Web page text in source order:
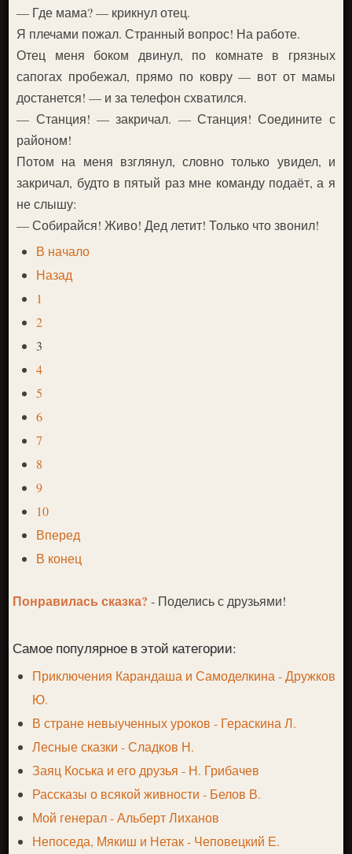
— Где мама? — крикнул отец.
Я плечами пожал. Странный вопрос! На работе.
Отец меня боком двинул, по комнате в грязных
сапогах пробежал, прямо по ковру — вот от мамы
достанется! — и за телефон схватился.
— Станция! — закричал. — Станция! Соедините с
районом!
Потом на меня взглянул, словно только увидел, и
закричал, будто в пятый раз мне команду подаёт, а я
не слышу:
— Собирайся! Живо! Дед летит! Только что звонил!
В начало
Назад
1
2
3
4
5
6
7
8
9
10
Вперед
В конец
Понравилась сказка?- Поделись с друзьями!
Самое популярное в этой категории:
Приключения Карандаша и Самоделкина - Дружков
Ю.
В стране невыученных уроков - Гераскина Л.
Лесные сказки - Сладков Н.
Заяц Коська и его друзья - Н. Грибачев
Рассказы о всякой живности - Белов В.
Мой генерал - Альберт Лиханов
Непоседа, Мякиш и Нетак - Чеповецкий Е.